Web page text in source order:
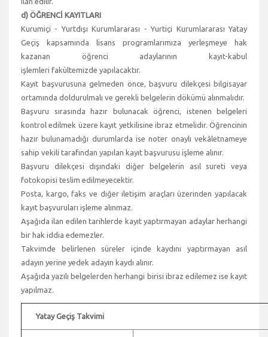
d) ÖĞRENCİ KAYITLARI
Kurumiçi - Yurtdışı Kurumlararası - Yurtiçi Kurumlararası Yatay
Geçiş kapsamında lisans programlarımıza yerleşmeye hak
kazanan öğrenci adaylarının kayıt-kabul
işlemleri fakültemizde yapılacaktır.
Kayıt başvurusuna gelmeden önce, başvuru dilekçesi bilgisayar
ortamında doldurulmalı ve gerekli belgelerin dökümü alınmalıdır.
Başvuru sırasında hazır bulunacak öğrenci, istenen belgeleri
kontrol edilmek üzere kayıt yetkilisine ibraz etmelidir. Öğrencinin
hazır bulunamadığı durumlarda ise noter onaylı vekâletnameye
sahip vekili tarafından yapılan kayıt başvurusu işleme alınır.
Başvuru dilekçesi dışındaki diğer belgelerin asıl sureti veya
fotokopisi teslim edilmeyecektir.
Posta, kargo, faks ve diğer iletişim araçları üzerinden yapılacak
kayıt başvuruları işleme alınmaz.
Aşağıda ilan edilen tarihlerde kayıt yaptırmayan adaylar herhangi
bir hak iddia edemezler.
Takvimde belirlenen süreler içinde kaydını yaptırmayan asıl
adayın yerine yedek adayın kaydı alınır.
Aşağıda yazılı belgelerden herhangi birisi ibraz edilemez ise kayıt
yapılmaz.
Yatay Geçiş Takvimi